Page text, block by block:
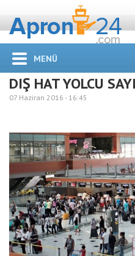
MENÜ
DIŞ HAT YOLCU
07 Haziran 2016 - 16:45